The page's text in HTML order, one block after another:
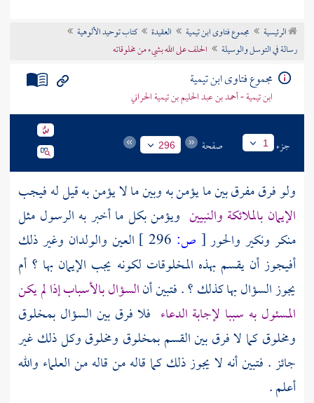
تراجم الأعلام
الرئيسية مجموع فتاوى ابن تيمية العقيدة
كتاب توحيد الألوهية
رسالة في التوسل والوسيلة
الحلف على الله بشيء من مخلوقاته
مجموع فتاوى ابن تيمية
ابن تيمية - أحمد بن عبد الحليم بن تيمية الحراني
جزء 1 صفحة 296
ولو فرق مفرق بين ما يؤمن به وبين ما لا يؤمن به قيل له فيجب
الإيمان بالملائكة والنبيين ويؤمن بكل ما أخبر به الرسول مثل
منكر ونكير والحور[ ص:
العين والولدان وغير ذلك
أفيجوز أن يقسم بهذه المخلوقات لكونه يجب الإيمان بها ؟ أم
يجوز السؤال بها كذلك ؟ . فتبين أنالسؤال بالأسباب إذا لم يكن
المسئول به سببا لإجابة الدعاء فلا فرق بين السؤال بمخلوق
ومخلوق كما لا فرق بين القسم بمخلوق ومخلوق وكل ذلك غير
جائز . فتبين أنه لا يجوز ذلك كما قاله من قاله من العلماء والله
أعلم .